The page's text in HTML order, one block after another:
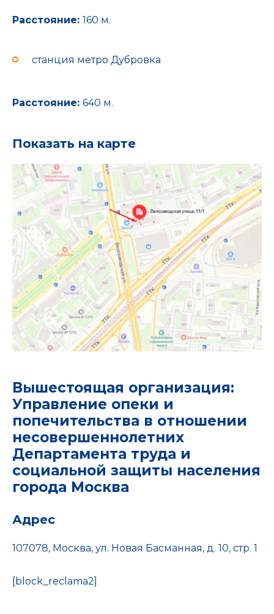
Расстояние: 160 м.
станция метро Дубровка
Расстояние: 640 м.
Показать на карте
Вышестоящая организация:
Управление опеки и
попечительства в отношении
несовершеннолетних
Департамента труда и
социальной защиты населения
города Москва
Адрес
107078, Москва, ул. Новая Басманная, д. 10, стр. 1
[block_reclama2]